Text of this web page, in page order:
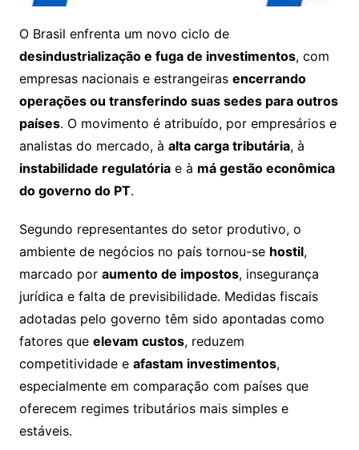
O Brasil enfrenta um novo ciclo de
desindustrialização e fuga de investimentos, com
empresas nacionais e estrangeiras encerrando
operações ou transferindo suas sedes para outros
países. O movimento é atribuído, por empresários e
analistas do mercado, à alta carga tributária, à
instabilidade regulatóriae à má gestão econômica
do governo do PT.
Segundo representantes do setor produtivo, o
ambiente de negócios no país tornou-se hostil,
marcado por aumento de impostos, insegurança
jurídica e falta de previsibilidade. Medidas fiscais
adotadas pelo governo têm sido apontadas como
fatores que elevam custos, reduzem
competitividade e afastam investimentos,
especialmente em comparação com países que
oferecem regimes tributários mais simples e
estáveis.